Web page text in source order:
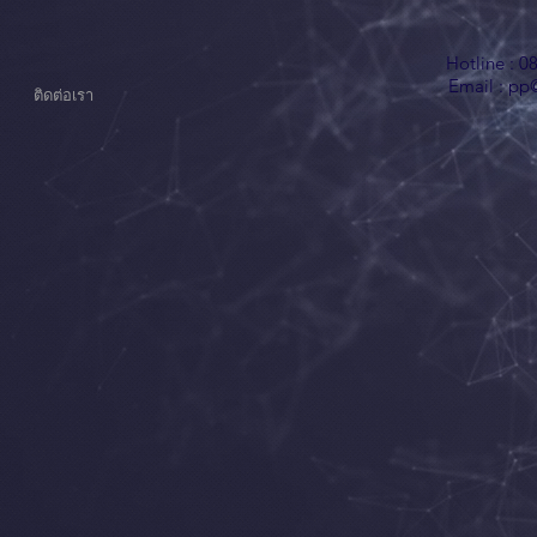
ติดต่อเรา
Hotline :
Email :